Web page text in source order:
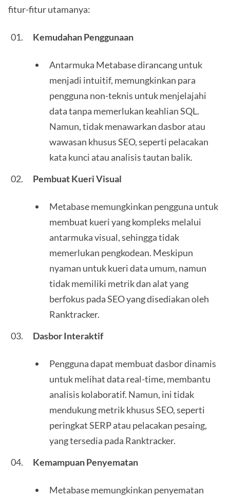
fitur-fitur utamanya:
Kemudahan Penggunaan
Antarmuka Metabase dirancang untuk
menjadi intuitif, memungkinkan para
pengguna non-teknis untuk menjelajahi
data tanpa memerlukan keahlian SQL.
Namun, tidak menawarkan dasbor atau
wawasan khusus SEO, seperti pelacakan
kata kunci atau analisis tautan balik.
Pembuat Kueri Visual
Metabase memungkinkan pengguna untuk
membuat kueri yang kompleks melalui
antarmuka visual, sehingga tidak
memerlukan pengkodean. Meskipun
nyaman untuk kueri data umum, namun
tidak memiliki metrik dan alat yang
berfokus pada SEO yang disediakan oleh
Ranktracker.
Dasbor Interaktif
Pengguna dapat membuat dasbor dinamis
untuk melihat data real-time, membantu
analisis kolaboratif. Namun, ini tidak
mendukung metrik khusus SEO, seperti
peringkat SERP atau pelacakan pesaing,
yang tersedia pada Ranktracker.
Kemampuan Penyematan
Metabase memungkinkan penyematan